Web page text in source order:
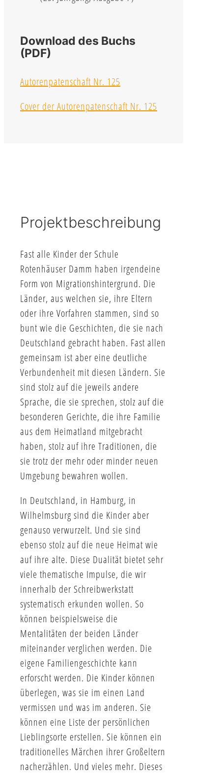
Download des Buchs
(PDF)
Autorenpatenschaft Nr. 125
Cover der Autorenpatenschaft Nr. 125
Projektbeschreibung
Fast alle Kinder der Schule
Rotenhäuser Damm haben irgendeine
Form von Migrationshintergrund. Die
Länder, aus welchen sie, ihre Eltern
oder ihre Vorfahren stammen, sind so
bunt wie die Geschichten, die sie nach
Deutschland gebracht haben. Fast allen
gemeinsam ist aber eine deutliche
Verbundenheit mit diesen Ländern. Sie
sind stolz auf die jeweils andere
Sprache, die sie sprechen, stolz auf die
besonderen Gerichte, die ihre Familie
aus dem Heimatland mitgebracht
haben, stolz auf ihre Traditionen, die
sie trotz der mehr oder minder neuen
Umgebung bewahren wollen.
In Deutschland, in Hamburg, in
Wilhelmsburg sind die Kinder aber
genauso verwurzelt. Und sie sind
ebenso stolz auf die neue Heimat wie
auf ihre alte. Diese Dualität bietet sehr
viele thematische Impulse, die wir
innerhalb der Schreibwerkstatt
systematisch erkunden wollen. So
können beispielsweise die
Mentalitäten der beiden Länder
miteinander verglichen werden. Die
eigene Familiengeschichte kann
erforscht werden. Die Kinder können
überlegen, was sie im einen Land
vermissen und was im anderen. Sie
können eine Liste der persönlichen
Lieblingsorte erstellen. Sie können ein
traditionelles Märchen ihrer Großeltern
nacherzählen. Und vieles mehr. Dieses